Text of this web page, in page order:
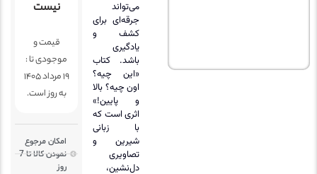
می‌تواند
جرقه‌ای برای
کشف و
یادگیری
باشد. کتاب
«این چیه؟
اون چیه؟ بالا
و پایین!»
اثری است که
با زبانی
شیرین و
تصاویری
دل‌نشین،
نیست
قیمت و
موجودی تا :
19 مرداد 1405
به روز است.
امکان مرجوع
نمودن کالا تا 7